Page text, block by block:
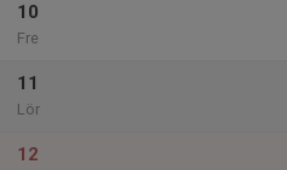
10
Fre
11
Lör
12